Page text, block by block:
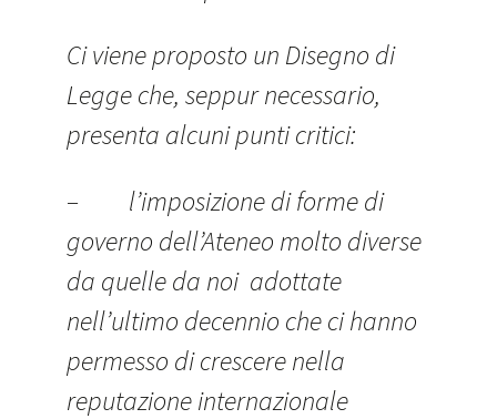
Ci viene proposto un Disegno di
Legge che, seppur necessario,
presenta alcuni punti critici:
– l’imposizione di forme di
governo dell’Ateneo molto diverse
da quelle da noi adottate
nell’ultimo decennio che ci hanno
permesso di crescere nella
reputazione internazionale